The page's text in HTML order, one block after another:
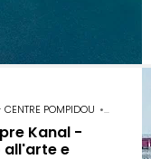
CENTRE POMPIDOU •
Kanal -
all'arte e